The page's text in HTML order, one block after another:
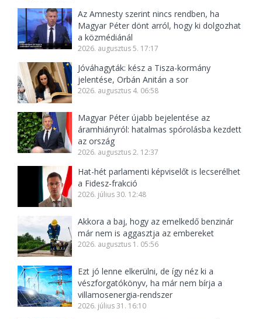
Az Amnesty szerint nincs rendben, ha
Magyar Péter dönt arról, hogy ki dolgozhat
a közmédiánál
2026. augusztus 5. 17:17
Jóváhagyták: kész a Tisza-kormány
jelentése, Orbán Anitán a sor
2026. augusztus 4. 06:58
Magyar Péter újabb bejelentése az
áramhiányról: hatalmas spórolásba kezdett
az ország
2026. augusztus 2. 12:37
Hat-hét parlamenti képviselőt is lecserélhet
a Fidesz-frakció
2026. július 30. 12:48
Akkora a baj, hogy az emelkedő benzinár
már nem is aggasztja az embereket
2026. augusztus 1. 05:56
Ezt jó lenne elkerülni, de így néz ki a
vészforgatókönyv, ha már nem bírja a
villamosenergia-rendszer
2026. július 31. 16:10